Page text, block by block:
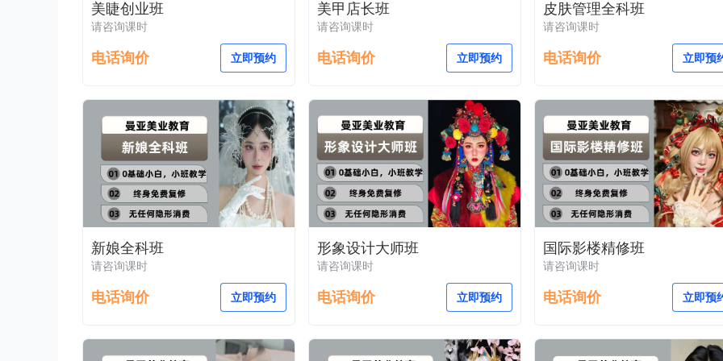
美睫创业班
请咨询课时
电话询价 立即预约
美甲店长班
请咨询课时
电话询价 立即预约
皮肤管理全科班
请咨询课时
电话询价 立即预
新娘全科班
请咨询课时
电话询价 立即预约
形象设计大师班
请咨询课时
电话询价 立即预约
国际影楼精修班
请咨询课时
电话询价 立即预